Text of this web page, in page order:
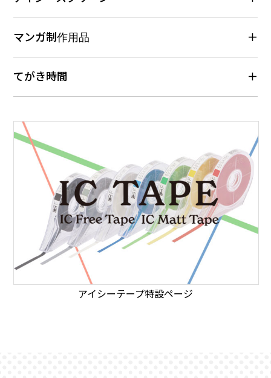
マンガ制作用品
てがき時間
アイシーテープ特設ページ